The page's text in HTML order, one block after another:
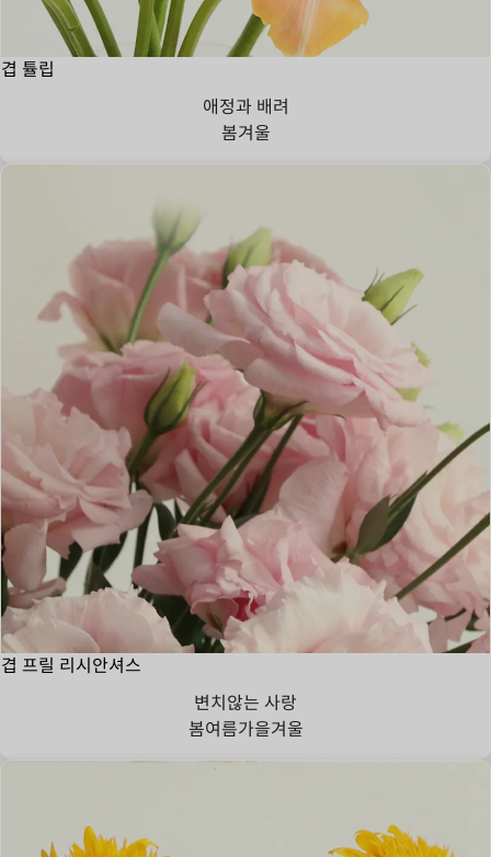
겹 튤립
애정과 배려
봄겨울
겹 프릴 리시안셔스
변치않는 사랑
봄여름가을겨울